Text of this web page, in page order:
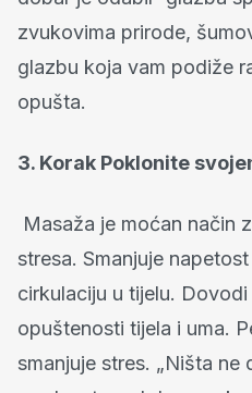
zvukovima prirode,
glazbu koja vam podiže
opušta.
3. Korak Poklonite
Masaža je moćan način
stresa. Smanjuje
cirkulaciju u tijelu.
opuštenosti tijela i uma.
smanjuje stres. „Ništa